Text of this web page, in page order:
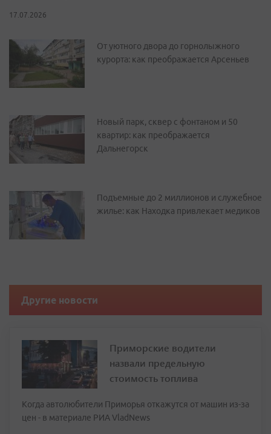
17.07.2026
От уютного двора до горнолыжного
курорта: как преображается Арсеньев
Новый парк, сквер с фонтаном и 50
квартир: как преображается
Дальнегорск
Подъемные до 2 миллионов и служебное
жилье: как Находка привлекает медиков
Другие новости
Приморские водители
назвали предельную
стоимость топлива
Когда автолюбители Приморья откажутся от машин из-за
цен - в материале РИА VladNews